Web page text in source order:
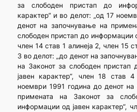
за слободен пристап до
карактер“ и во делот: „од 17
денот на започну­вање на
слободен пристап до информа­ции
член 14 став 1 алинеја 2, член 15
3 во делот: „до денот на
на Законот за слободен
јавен карактер“, член 18 став
ноември 1991 година до денот на
примената на Законот за
информации од јавен карактер“,